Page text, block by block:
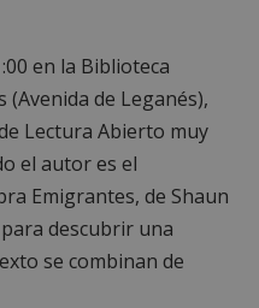
en la Biblioteca
de Leganés),
Lectura Abierto muy
el autor es el
Emigrantes, de Shaun
descubrir una
se combinan de